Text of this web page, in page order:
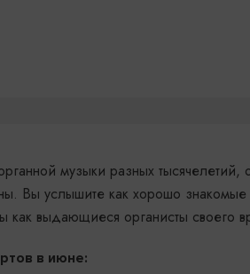
музыки разных
Вы услышите как хорошо
как выдающиеся органисты своего
в июне: